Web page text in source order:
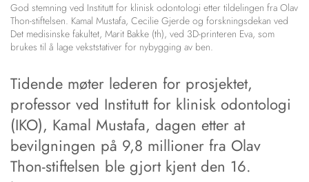
God stemning ved Institutt for klinisk odontologi etter tildelingen fra Olav
Thon-stiftelsen. Kamal Mustafa, Cecilie Gjerde og forskningsdekan ved
Det medisinske fakultet, Marit Bakke (th), ved 3D-printeren Eva, som
brukes til å lage vekststativer for nybygging av ben.
Tidende møter lederen for prosjektet,
professor ved Institutt for klinisk odontologi
(IKO), Kamal Mustafa, dagen etter at
bevilgningen på 9,8 millioner fra Olav
Thon-stiftelsen ble gjort kjent den 16.